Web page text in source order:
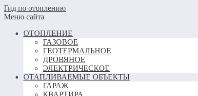
Гид по отоплению
Меню сайта
ОТОПЛЕНИЕ
ГАЗОВОЕ
ГЕОТЕРМАЛЬНОЕ
ДРОВЯНОЕ
ЭЛЕКТРИЧЕСКОЕ
ОТАПЛИВАЕМЫЕ ОБЪЕКТЫ
ГАРАЖ
КВАРТИРА